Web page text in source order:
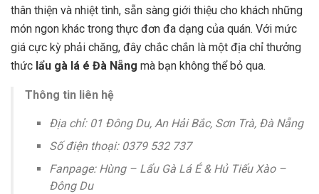
thân thiện và nhiệt tình, sẵn sàng giới thiệu cho khách những
món ngon khác trong thực đơn đa dạng của quán. Với mức
giá cực kỳ phải chăng, đây chắc chắn là một địa chỉ thưởng
thức lẩu gà lá é Đà Nẵng mà bạn không thể bỏ qua.
Thông tin liên hệ
Địa chỉ: 01 Đông Du, An Hải Bắc, Sơn Trà, Đà Nẵng
Số điện thoại: 0379 532 737
Fanpage: Hùng – Lẩu Gà Lá É & Hủ Tiếu Xào –
Đông Du